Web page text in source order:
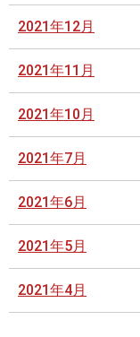
2021年12月
2021年11月
2021年10月
2021年7月
2021年6月
2021年5月
2021年4月